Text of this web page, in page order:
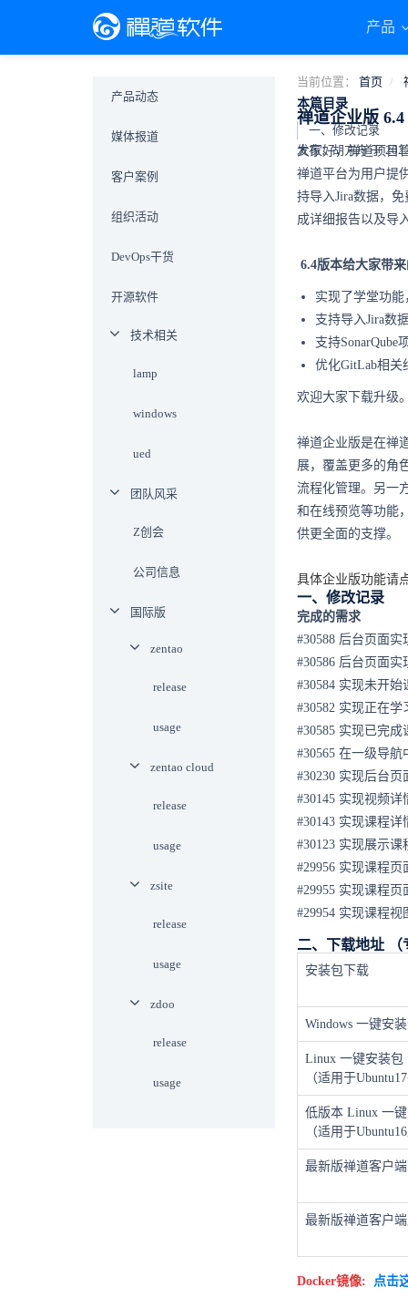
产品
当前位置： 首页
禅道企业版
发布：胡方舟 于
本篇目录
一、修改记录
大家好，禅道项目
禅道平台为用户提
持导入Jira数据，
成详细报告以及导
6.4版本给大家带
实现了学堂功
支持导入Jira数
支持
优化GitLab相关
欢迎大家下载升级
禅道企业版是在禅
展，覆盖更多的角
流程化管理。另一
和在线预览等功能
供更全面的支撑。
具体企业版功能请
一、修改记录
完成的需求
#30588 后台页面实
#30586 后台页面实
#30584 实现未开始
#30582 实现正在学
#30585 实现已完成
#30565 在一级导
#30230 实现后台页
#30145 实现视频
#30143 实现课程
#30123 实现展示课
#29956 实现课程页
#29955 实现课程页
#29954 实现课程视
二、下载地址
安装包下载
Windows 一键安
Linux 一键安装包
（适用于
低版本 Linux 一
（适用于
最新版禅道客户
最新版禅道客户
Docker镜像: 点击
产品动态
媒体报道
客户案例
组织活动
DevOps干货
开源软件
技术相关
lamp
windows
ued
团队风采
Z创会
公司信息
国际版
zentao
release
usage
zentao cloud
release
usage
zsite
release
usage
zdoo
release
usage